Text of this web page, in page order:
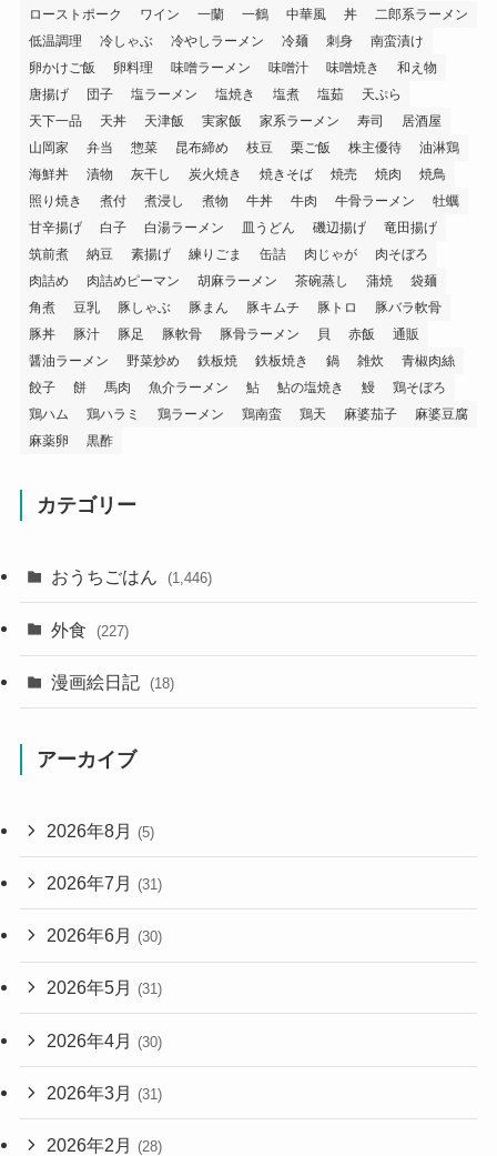
ローストポーク ワイン 一蘭 一鶴 中華風 丼
二郎系ラーメン
低温調理
冷しゃぶ 冷やしラーメン 冷麺 刺身
南蛮漬け
卵かけご飯
卵料理 味噌ラーメン 味噌汁 味噌焼き
和え物
唐揚げ
団子 塩ラーメン 塩焼き 塩煮 塩茹
天ぷら
天下一品
天丼 天津飯 実家飯 家系ラーメン 寿司
居酒屋
山岡家
弁当 惣菜 昆布締め 枝豆 栗ご飯 株主優待
油淋鶏
海鮮丼
漬物 灰干し 炭火焼き 焼きそば 焼売 焼肉
焼鳥
照り焼き
煮付 煮浸し 煮物 牛丼 牛肉 牛骨ラーメン
牡蠣
甘辛揚げ
白子 白湯ラーメン 皿うどん 磯辺揚げ
竜田揚げ
筑前煮
納豆 素揚げ 練りごま 缶詰 肉じゃが
肉そぼろ
肉詰め
肉詰めピーマン 胡麻ラーメン 茶碗蒸し 蒲焼
袋麺
角煮
豆乳 豚しゃぶ 豚まん 豚キムチ 豚トロ
豚バラ軟骨
豚丼
豚汁 豚足 豚軟骨 豚骨ラーメン 貝 赤飯
通販
醤油ラーメン
野菜炒め 鉄板焼 鉄板焼き 鍋 雑炊
青椒肉絲
餃子
餅 馬肉 魚介ラーメン 鮎 鮎の塩焼き 鰻
鶏そぼろ
鶏ハム
鶏ハラミ 鶏ラーメン 鶏南蛮 鶏天 麻婆茄子
麻婆豆腐
麻薬卵
黒酢
カテゴリー
おうちごはん (1,446)
外食 (227)
漫画絵日記 (18)
アーカイブ
2026年8月 (5)
2026年7月 (31)
2026年6月 (30)
2026年5月 (31)
2026年4月 (30)
2026年3月 (31)
2026年2月 (28)